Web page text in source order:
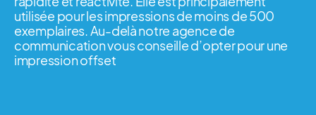
utilisée pour les impressions de moins de 500
exemplaires. Au-delà notre agence de
communication vous conseille d’opter pour une
impression offset